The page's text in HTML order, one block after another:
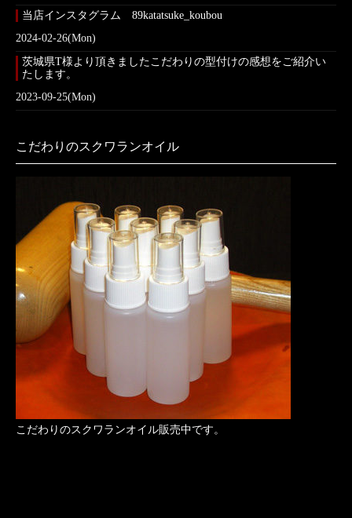
当店インスタグラム 89katatsuke_koubou
2024-02-26(Mon)
茨城県T様より頂きましたこだわりの型付けの感想をご紹介い
たします。
2023-09-25(Mon)
こだわりのスクワランオイル
こだわりのスクワランオイル販売中です。